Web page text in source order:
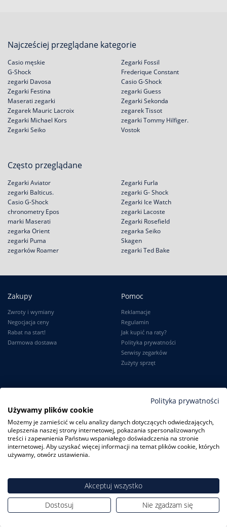
Najcześciej przeglądane kategorie
Casio męskie
G-Shock
zegarki Davosa
Zegarki Festina
Zegarki Fossil
Frederique Constant
Casio G-Shock
zegarki Guess
Maserati zegarki
Zegarek Mauric Lacroix
Zegarki Michael Kors
Zegarki Seiko
Zegarki Sekonda
zegarek Tissot
zegarki Tommy Hilfiger.
Vostok
Często przeglądane
Zegarki Aviator
zegarki Balticus.
Casio G-Shock
chronometry Epos
Zegarki Furla
zegarki G- Shock
Zegarki Ice Watch
zegarki Lacoste
marki Maserati
zegarka Orient
zegarki Puma
zegarków Roamer
Zegarki Rosefield
zegarka Seiko
Skagen
zegarki Ted Bake
Zakupy
Zwroty i wymiany
Negocjacja ceny
Rabat na start!
Darmowa dostawa
Pomoc
Reklamacje
Regulamin
Jak kupić na raty?
Polityka prywatności
Serwisy zegarków
Zużyty sprzęt
Logowanie
Karta Stałego Klienta
Moje zamówienia
Ustawienia konta
Informacje
O firmie
Dlaczego my?
Blog
ZegarkiCentrum.pl| ul. Derdowskiego 8A/1 80-319 Gdańsk| Tel.:+48
Polityka prywatności
Używamy plików cookie
Możemy je zamieścić w celu analizy danych dotyczących odwiedzających,
ulepszenia naszej strony internetowej, pokazania spersonalizowanych
treści i zapewnienia Państwu wspaniałego doświadczenia na stronie
internetowej. Aby uzyskać więcej informacji na temat plików cookie, których
używamy, otwórz ustawienia.
Akceptuj wszystko
Dostosuj
Nie zgadzam się